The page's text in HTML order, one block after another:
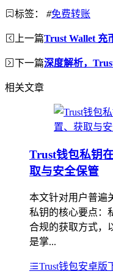
标签： #免费转账
上一篇Trust Wallet 充
下一篇深度解析，
相关文章
Trust钱包私钥
取与安全保管
本文针对用户普遍
私钥的核心要点：
合规的获取方式，
是掌...
Trust钱包安卓版